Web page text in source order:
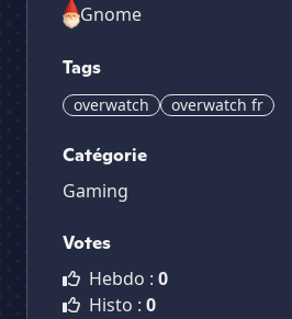
Gnome
Tags
overwatch overwatch fr
Catégorie
Gaming
Votes
Hebdo : 0
Histo : 0